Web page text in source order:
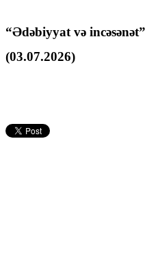
“Ədəbiyyat və incəsənət”
(03.07.2026)